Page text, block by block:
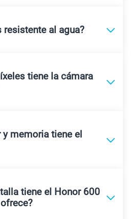
resistente al agua?
tiene la cámara
y memoria tiene el
tiene el Honor 600